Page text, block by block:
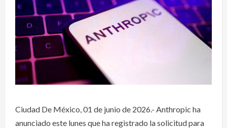
Ciudad De México, 01 de junio de 2026.- Anthropic ha
anunciado este lunes que ha registrado la solicitud para